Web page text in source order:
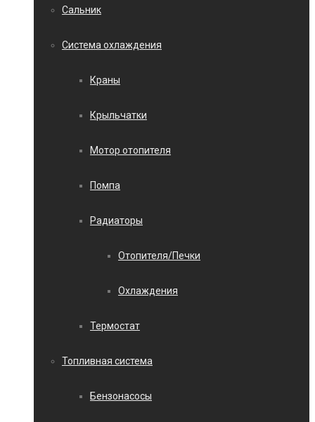
Сальник
Система охлаждения
Краны
Крыльчатки
Мотор отопителя
Помпа
Радиаторы
Отопителя/Печки
Охлаждения
Термостат
Топливная система
Бензонасосы